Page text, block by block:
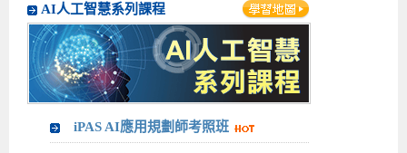
AI人工智慧系列課程
iPAS AI應用規劃師考照班